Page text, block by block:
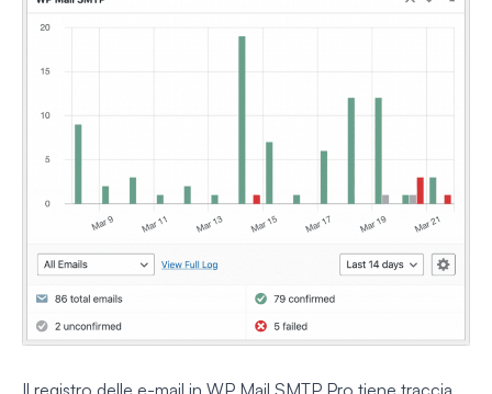
Il registro delle e-mail in WP Mail SMTP Pro tiene traccia